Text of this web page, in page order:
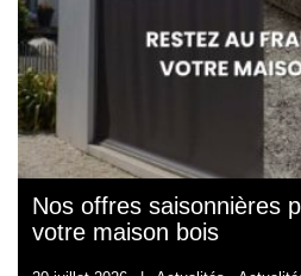
Nos offres saisonnières
votre maison bois